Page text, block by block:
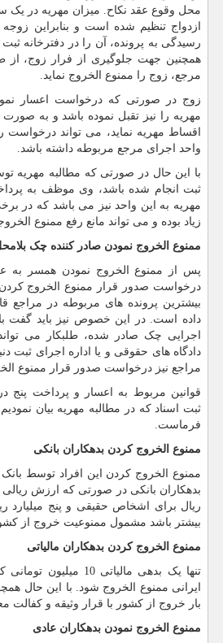
محل وقوع عقد نکاح. میزان مهریه در یک سند
ازدواج تنظیم شده است و بنابراین
رسیدگی به پرونده، آن را در دفترخانه
همچنین جهت جلوگیری از فرار زوج، از
مرجع، زوج را ممنوع الخروج نماید.
زوج در صورتی که درخواست اعسار
مهریه را نیز تقبل نموده باشد و به
اقساط مهریه نماید، می تواند درخواست
واحد اجرای مرجع مربوطه داشته باشد.
با این حال در صورتی که مطالبه مهریه
ثبت انجام شده باشد، وی موظف به
مهریه به این واحد نیز می باشد که در
زیاد بوده و می تواند مانع رفع ممنوع
ممنوع الخروج نمودن صادر کننده چک
پس از ممنوع الخروج نمودن همسر به
درخواست صدور قرار ممنوع الخروج
بیشترین پرونده های مربوطه در مراجع
داده است. در این خصوص نیز باید گفت
اجرایی چک صادر شده، طلبکار می
دادگاه های حقوقی و یا اداره اجرای ثبت
مراجع نیز درخواست صدور قرار ممنوع
قوانین مربوط به اعسار و پرداخت پنج
ثبت اسناد که در مطالبه مهریه بیان
فرماست.
ممنوع الخروج کردن بدهکاران بانکی
ممنوع الخروج کردن این افراد توسط
بدهکاران بانکی در صورتی که ارزش ریالی
ریال برای اشخاص حقیقی و پنج
بیشتر باشد مشمول ممنوعیت خروج از
ممنوع الخروج کردن بدهکاران مالیاتی
تنها یک بدهی مالیاتی
ایرانی ممنوع الخروج شود. با این حال
بار خروج از کشور با قرار وثیقه و کفالت
ممنوع الخروج نمودن بدهکاران عادی